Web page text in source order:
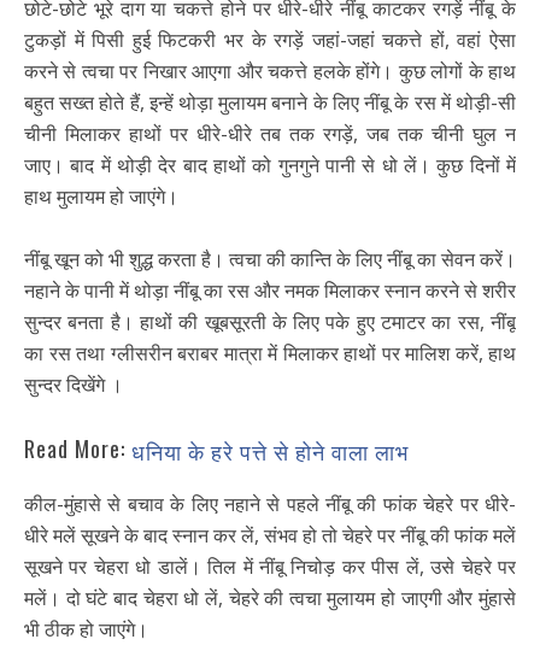
छोटे-छोटे भूरे दाग या चकत्ते होने पर धीरे-धीरे नींबू काटकर रगड़ें नींबू के
टुकड़ों में पिसी हुई फिटकरी भर के रगड़ें जहां-जहां चकत्ते हों, वहां ऐसा
करने से त्वचा पर निखार आएगा और चकत्ते हलके होंगे। कुछ लोगों के हाथ
बहुत सख्त होते हैं, इन्हें थोड़ा मुलायम बनाने के लिए नींबू के रस में थोड़ी-सी
चीनी मिलाकर हाथों पर धीरे-धीरे तब तक रगड़ें, जब तक चीनी घुल न
जाए। बाद में थोड़ी देर बाद हाथों को गुनगुने पानी से धो लें। कुछ दिनों में
हाथ मुलायम हो जाएंगे।
नींबू खून को भी शुद्ध करता है। त्वचा की कान्ति के लिए नींबू का सेवन करें।
नहाने के पानी में थोड़ा नींबू का रस और नमक मिलाकर स्नान करने से शरीर
सुन्दर बनता है। हाथों की खूबसूरती के लिए पके हुए टमाटर का रस, नींबू
का रस तथा ग्लीसरीन बराबर मात्रा में मिलाकर हाथों पर मालिश करें, हाथ
सुन्दर दिखेंगे ।
Read More: धनिया के हरे पत्ते से होने वाला लाभ
कील-मुंहासे से बचाव के लिए नहाने से पहले नींबू की फांक चेहरे पर धीरे-
धीरे मलें सूखने के बाद स्नान कर लें, संभव हो तो चेहरे पर नींबू की फांक मलें
सूखने पर चेहरा धो डालें। तिल में नींबू निचोड़ कर पीस लें, उसे चेहरे पर
मलें। दो घंटे बाद चेहरा धो लें, चेहरे की त्वचा मुलायम हो जाएगी और मुंहासे
भी ठीक हो जाएंगे।